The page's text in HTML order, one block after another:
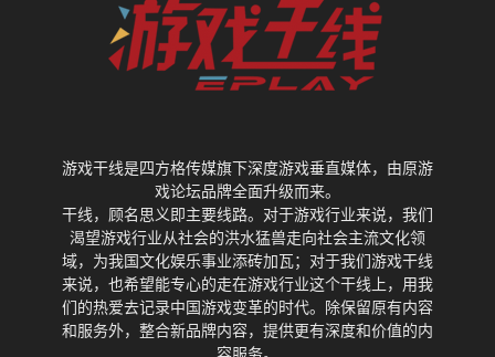
游戏干线是四方格传媒旗下深度游戏垂直媒体，由原游
戏论坛品牌全面升级而来。
干线，顾名思义即主要线路。对于游戏行业来说，我们
渴望游戏行业从社会的洪水猛兽走向社会主流文化领
域，为我国文化娱乐事业添砖加瓦；对于我们游戏干线
来说，也希望能专心的走在游戏行业这个干线上，用我
们的热爱去记录中国游戏变革的时代。除保留原有内容
和服务外，整合新品牌内容，提供更有深度和价值的内